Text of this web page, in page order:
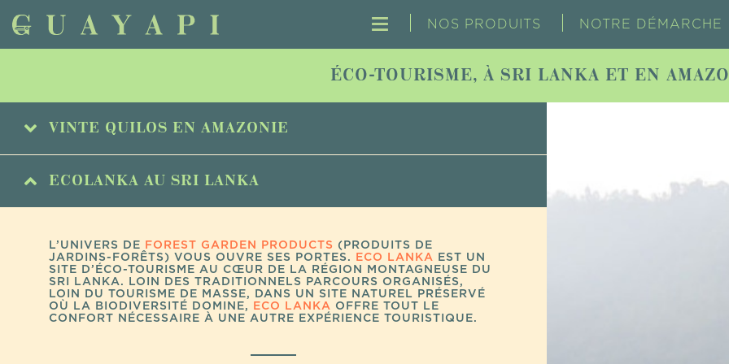
NOS PRODUITS NOTRE DÉMARCHE
ÉCO-TOURISME, À SRI LANKA ET EN
VINTE QUILOS EN AMAZONIE
DES INDIENS SATERÉ MAWÉ, SUR LE FLEUVE ANDIRÀ, LE VILLAGE
EXTÉRIEUR. CE SITE FABULEUX, EN PLEIN CŒUR DE L’AMAZONIE
DU BRÉSIL, A ÉTÉ INAUGURÉ LE 16 JUIN 2007.
référence au poids de la première production de guarana vendue en
ECOLANKA AU SRI LANKA
L’UNIVERS DE FOREST GARDEN PRODUCTS (PRODUITS DE
JARDINS-FORÊTS) VOUS OUVRE SES PORTES.
ECO LANKA EST UN
SITE D’ÉCO-TOURISME AU CŒUR DE LA RÉGION MONTAGNEUSE DU
SRI LANKA. LOIN DES TRADITIONNELS PARCOURS ORGANISÉS,
LOIN DU TOURISME DE MASSE, DANS UN SITE NATUREL PRÉSERVÉ
OÙ LA BIODIVERSITÉ DOMINE,
ECO LANKA OFFRE TOUT LE
CONFORT NÉCESSAIRE À UNE AUTRE EXPÉRIENCE TOURISTIQUE.